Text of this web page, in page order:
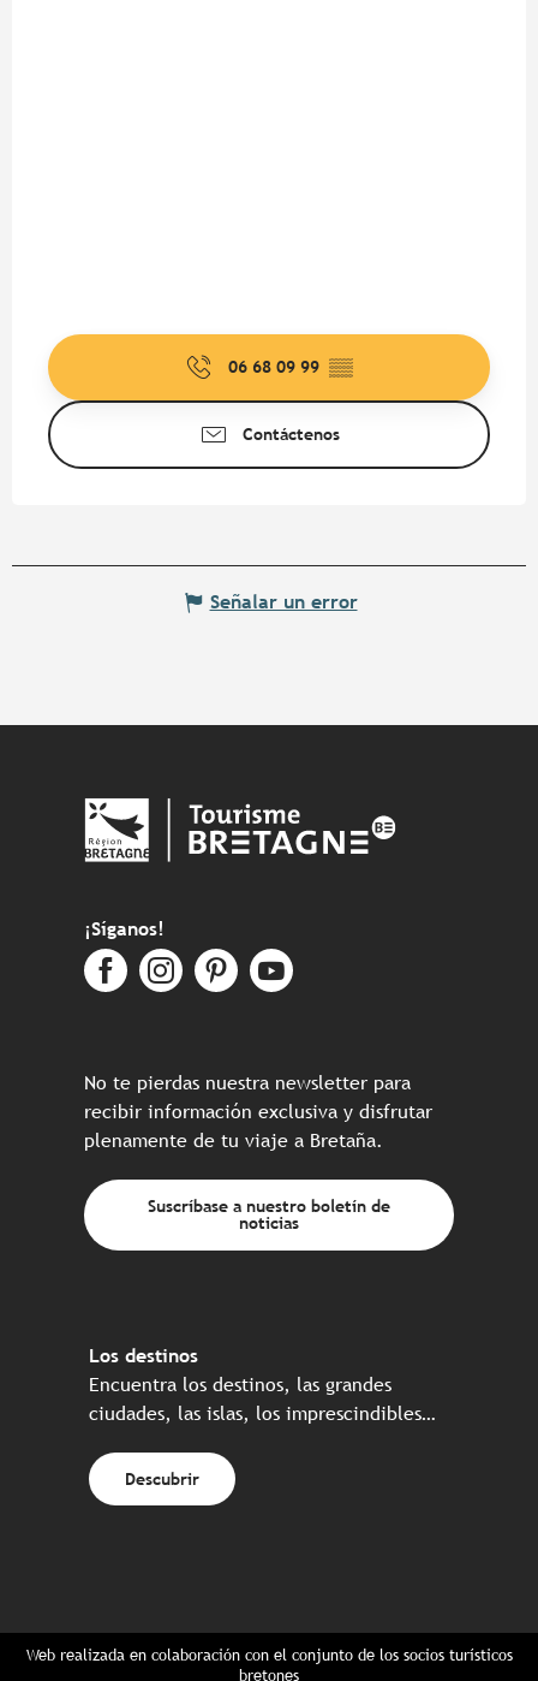
06 68 09 99 ▒▒
Contáctenos
Señalar un error
¡Síganos!
No te pierdas nuestra newsletter para
recibir información exclusiva y disfrutar
plenamente de tu viaje a Bretaña.
Suscríbase a nuestro boletín de
noticias
Los destinos
Encuentra los destinos, las grandes
ciudades, las islas, los imprescindibles…
Descubrir
Web realizada en colaboración con el conjunto de los socios turísticos
bretones